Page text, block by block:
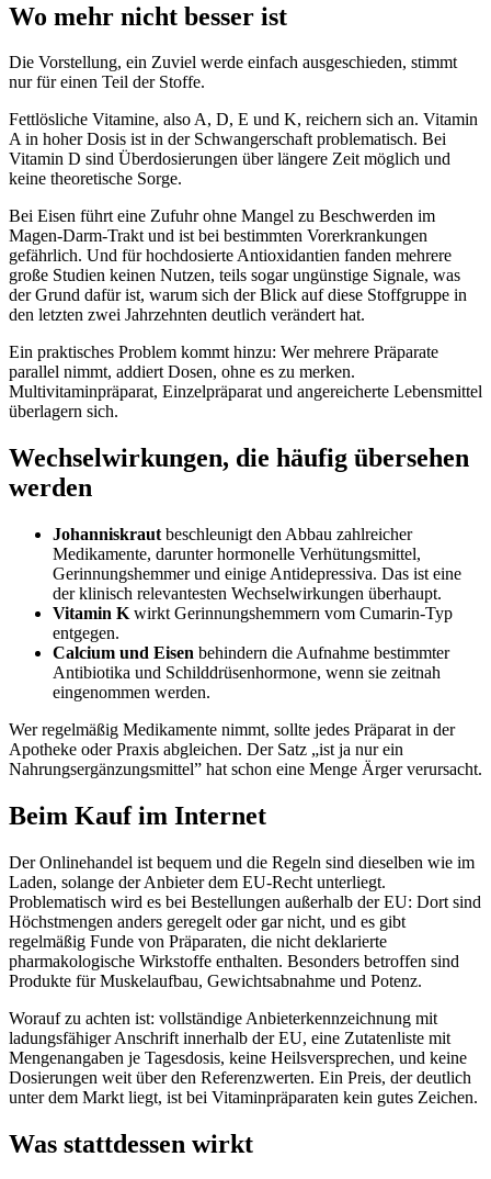
Wo mehr nicht besser ist
Die Vorstellung, ein Zuviel werde einfach ausgeschieden, stimmt
nur für einen Teil der Stoffe.
Fettlösliche Vitamine, also A, D, E und K, reichern sich an. Vitamin
A in hoher Dosis ist in der Schwangerschaft problematisch. Bei
Vitamin D sind Überdosierungen über längere Zeit möglich und
keine theoretische Sorge.
Bei Eisen führt eine Zufuhr ohne Mangel zu Beschwerden im
Magen-Darm-Trakt und ist bei bestimmten Vorerkrankungen
gefährlich. Und für hochdosierte Antioxidantien fanden mehrere
große Studien keinen Nutzen, teils sogar ungünstige Signale, was
der Grund dafür ist, warum sich der Blick auf diese Stoffgruppe in
den letzten zwei Jahrzehnten deutlich verändert hat.
Ein praktisches Problem kommt hinzu: Wer mehrere Präparate
parallel nimmt, addiert Dosen, ohne es zu merken.
Multivitaminpräparat, Einzelpräparat und angereicherte Lebensmittel
überlagern sich.
Wechselwirkungen, die häufig übersehen
werden
Johanniskraut beschleunigt den Abbau zahlreicher
Medikamente, darunter hormonelle Verhütungsmittel,
Gerinnungshemmer und einige Antidepressiva. Das ist eine
der klinisch relevantesten Wechselwirkungen überhaupt.
Vitamin K wirkt Gerinnungshemmern vom Cumarin-Typ
entgegen.
Calcium und Eisen behindern die Aufnahme bestimmter
Antibiotika und Schilddrüsenhormone, wenn sie zeitnah
eingenommen werden.
Wer regelmäßig Medikamente nimmt, sollte jedes Präparat in der
Apotheke oder Praxis abgleichen. Der Satz „ist ja nur ein
Nahrungsergänzungsmittel” hat schon eine Menge Ärger verursacht.
Beim Kauf im Internet
Der Onlinehandel ist bequem und die Regeln sind dieselben wie im
Laden, solange der Anbieter dem EU-Recht unterliegt.
Problematisch wird es bei Bestellungen außerhalb der EU: Dort sind
Höchstmengen anders geregelt oder gar nicht, und es gibt
regelmäßig Funde von Präparaten, die nicht deklarierte
pharmakologische Wirkstoffe enthalten. Besonders betroffen sind
Produkte für Muskelaufbau, Gewichtsabnahme und Potenz.
Worauf zu achten ist: vollständige Anbieterkennzeichnung mit
ladungsfähiger Anschrift innerhalb der EU, eine Zutatenliste mit
Mengenangaben je Tagesdosis, keine Heilsversprechen, und keine
Dosierungen weit über den Referenzwerten. Ein Preis, der deutlich
unter dem Markt liegt, ist bei Vitaminpräparaten kein gutes Zeichen.
Was stattdessen wirkt